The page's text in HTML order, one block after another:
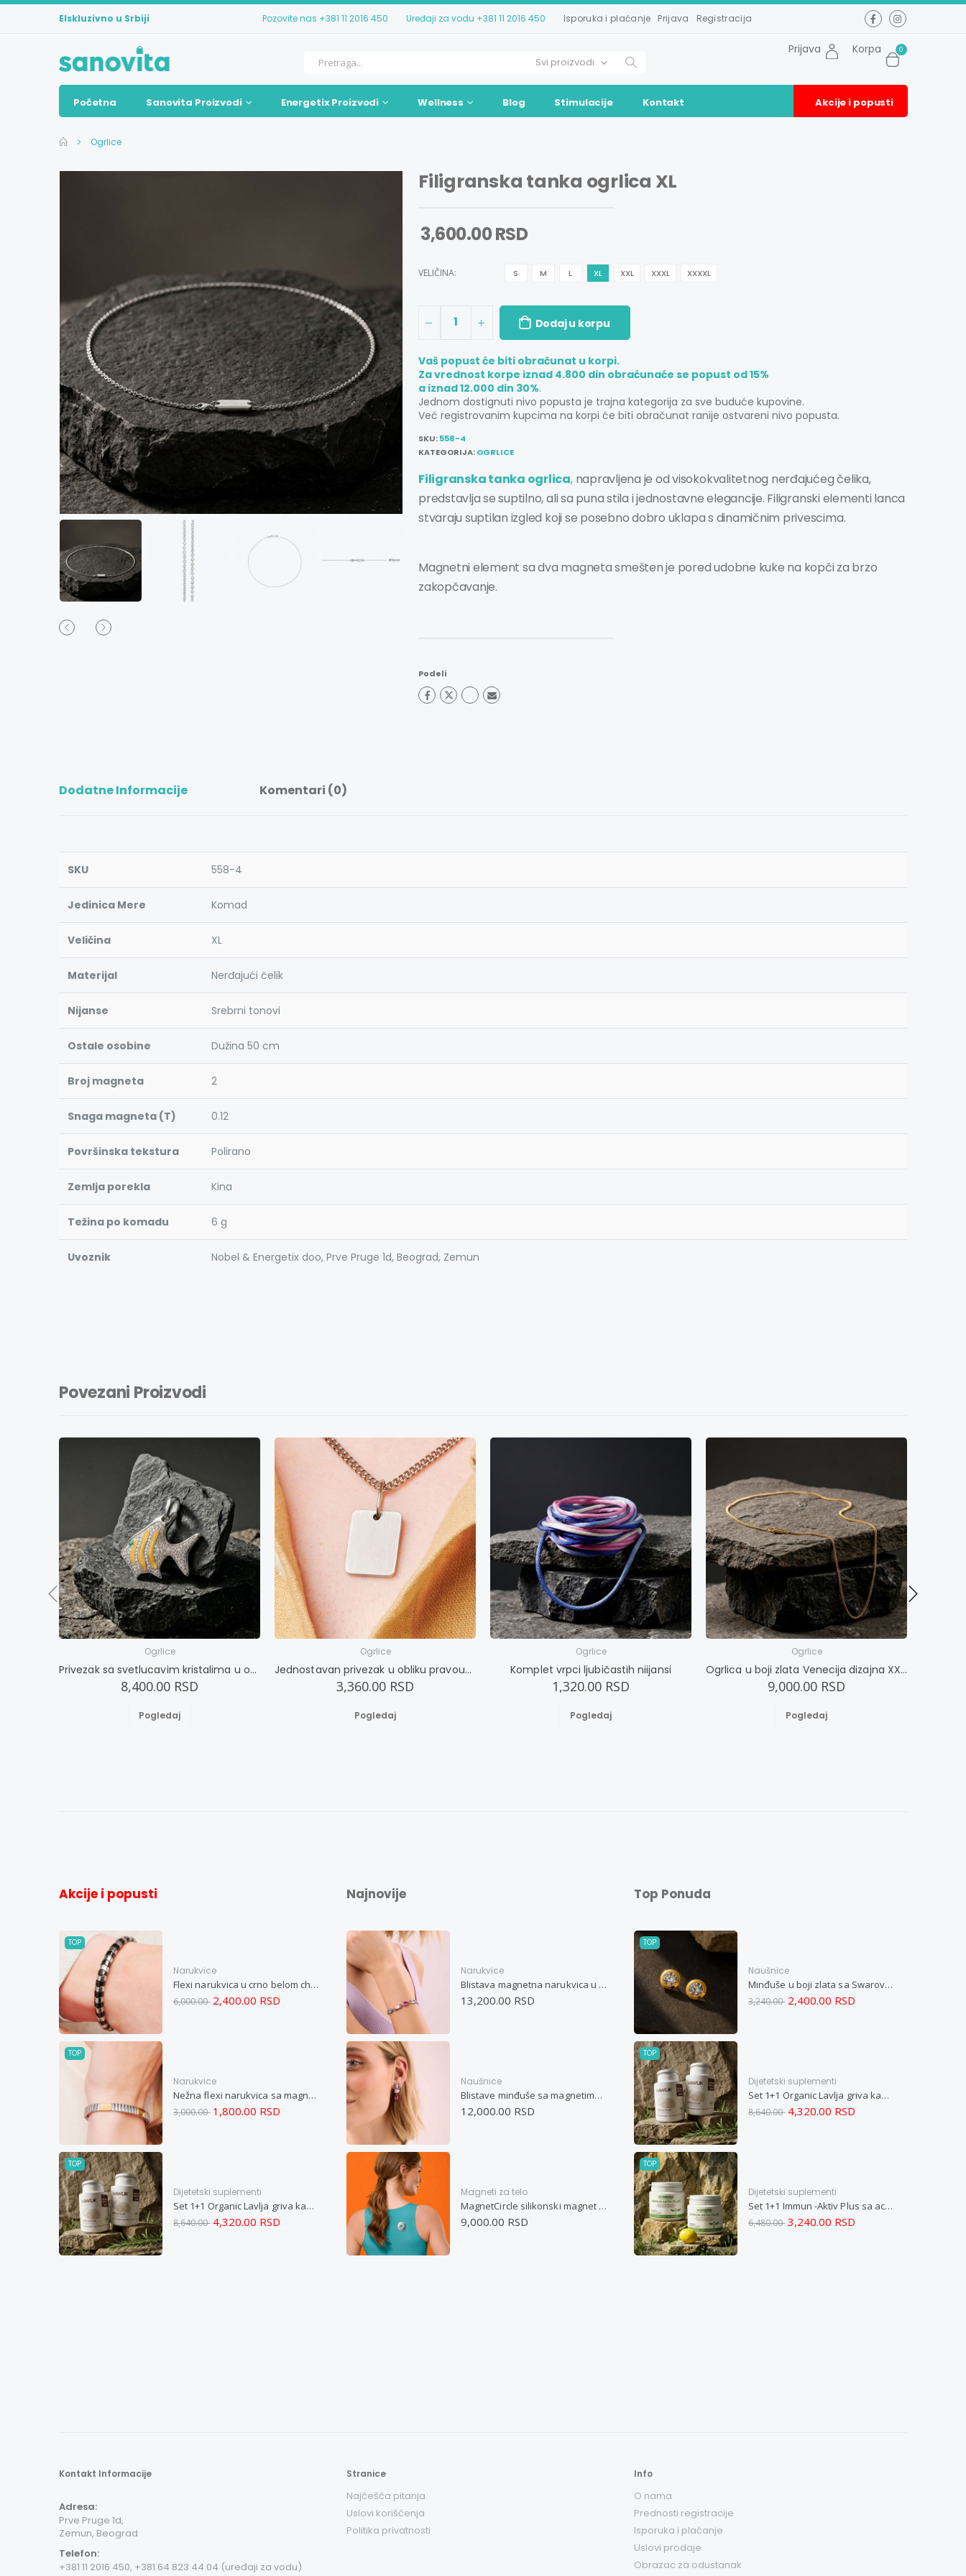
Elskluzivno u Srbiji Pozovite nas +381 11 2016 450 Uređaji za vodu +381 11 2016 450 Isporuka i plaćanje Prijava Registracija
Prijava Korpa 0
Početna Sanovita Proizvodi Energetix Proizvodi Wellness Blog Stimulacije Kontakt Akcije i popusti
Ogrlice
Filigranska tanka ogrlica XL
3,600.00 RSD
VELIČINA: S M L XL XXL XXXL XXXXL
1 Dodaj u korpu
Vaš popust će biti obračunat u korpi.
Za vrednost korpe iznad 4.800 din obraćunaće se popust od 15%
a iznad 12.000 din 30%.
Jednom dostignuti nivo popusta je trajna kategorija za sve buduće kupovine.
Već registrovanim kupcima na korpi će biti obračunat ranije ostvareni nivo popusta.
SKU:558-4
KATEGORIJA:OGRLICE
Filigranska tanka ogrlica, napravljena je od visokokvalitetnog nerđajućeg čelika,
predstavlja se suptilno, ali sa puna stila i jednostavne elegancije. Filigranski elementi lanca
stvaraju suptilan izgled koji se posebno dobro uklapa s dinamičnim privescima.
Magnetni element sa dva magneta smešten je pored udobne kuke na kopči za brzo
zakopčavanje.
Podeli
Dodatne Informacije Komentari (0)
SKU 558-4
Jedinica Mere Komad
Veličina XL
Materijal Nerđajući čelik
Nijanse Srebrni tonovi
Ostale osobine Dužina 50 cm
Broj magneta 2
Snaga magneta (T) 0.12
Površinska tekstura Polirano
Zemlja porekla Kina
Težina po komadu 6 g
Uvoznik Nobel & Energetix doo, Prve Pruge 1d, Beograd, Zemun
Povezani Proizvodi
Ogrlice
Privezak sa svetlucavim kristalima u obliku ribe
8,400.00 RSD
Pogledaj
Ogrlice
Jednostavan privezak u obliku pravougaonika
3,360.00 RSD
Pogledaj
Ogrlice
Komplet vrpci ljubičastih niijansi
1,320.00 RSD
Pogledaj
Ogrlice
Ogrlica u boji zlata Venecija dizajna XXXXL
9,000.00 RSD
Pogledaj
Akcije i popusti
TOP
Narukvice
Flexi narukvica u crno belom chevron dizajnu M
6,000.00 2,400.00 RSD
TOP
Narukvice
Nežna flexi narukvica sa magnetima i elementima u boji zlata i bakrom M
3,000.00 1,800.00 RSD
TOP
Dijetetski suplementi
Set 1+1 Organic Lavlja griva kapsule -Hericium ekstrakt 60
8,640.00 4,320.00 RSD
Najnovije
Narukvice
Blistava magnetna narukvica u pastelnim bojama
13,200.00 RSD
Naušnice
Blistave minđuše sa magnetima u pastelnim bojama
12,000.00 RSD
Magneti za telo
MagnetCircle silikonski magnet za telo
9,000.00 RSD
Top Ponuda
TOP
Naušnice
Minđuše u boji zlata sa Swarovski kristalom i magnetom
3,240.00 2,400.00 RSD
TOP
Dijetetski suplementi
Set 1+1 Organic Lavlja griva kapsule -Hericium ekstrakt 60
8,640.00 4,320.00 RSD
TOP
Dijetetski suplementi
Set 1+1 Immun -Aktiv Plus sa acerolom i cinkom
6,480.00 3,240.00 RSD
Kontakt Informacije
Adresa:
Prve Pruge 1d,
Zemun, Beograd
Telefon:
+381 11 2016 450, +381 64 823 44 04 (uređaji za vodu)
Stranice
Najčešća pitanja
Uslovi korišćenja
Politika privatnosti
Info
O nama
Prednosti registracije
Isporuka i plaćanje
Uslovi prodaje
Obrazac za odustanak